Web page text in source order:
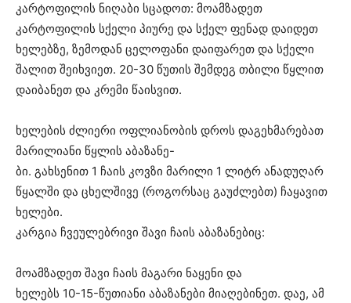
კარტოფილის ნიღაბი სცადოთ: მოამზადეთ
კარტოფილის სქელი პიურე და სქელ ფენად დაიდეთ
ხელებზე, ზემოდან ცელოფანი დაიფარეთ და სქელი
შალით შეიხვიეთ. 20-30 წუთის შემდეგ თბილი წყლით
დაიბანეთ და კრემი წაისვით.
ხელების ძლიერი ოფლიანობის დროს დაგეხმარებათ
მარილიანი წყლის აბაზანე-
ბი. გახსენით 1 ჩაის კოვზი მარილი 1 ლიტრ ანადუღარ
წყალში და ცხელშივე (როგორსაც გაუძლებთ) ჩაყავით
ხელები.
კარგია ჩვეულებრივი შავი ჩაის აბაზანებიც:
მოამზადეთ შავი ჩაის მაგარი ნაყენი და
ხელებს 10-15-წუთიანი აბაზანები მიაღებინეთ. დაე, ამ